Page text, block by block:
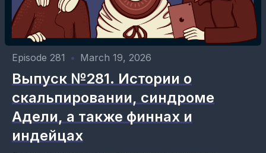
Episode 281 • March 19, 2026
Выпуск №281. Истории о
скальпировании, синдроме
Адели, а также финнах и
индейцах